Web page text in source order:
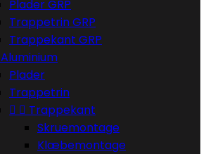
Plader GRP
Trappetrin GRP
Trappekant GRP
Aluminium
Plader
Trappetrin
  Trappekant
Skruemontage
Klæbemontage